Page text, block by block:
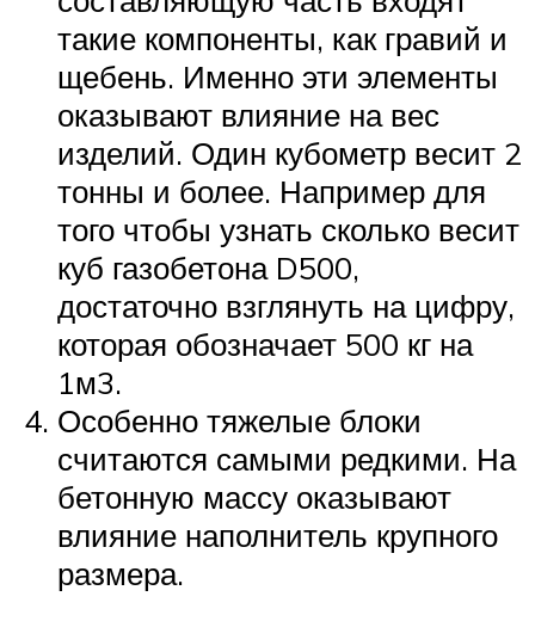
такие компоненты, как гравий и
щебень. Именно эти элементы
оказывают влияние на вес
изделий. Один кубометр весит 2
тонны и более. Например для
того чтобы узнать сколько весит
куб газобетона D500,
достаточно взглянуть на цифру,
которая обозначает 500 кг на
1м3.
Особенно тяжелые блоки
считаются самыми редкими. На
бетонную массу оказывают
влияние наполнитель крупного
размера.